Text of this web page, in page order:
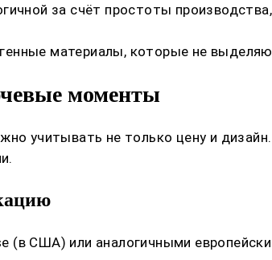
за счёт простоты
материалы, которые не
моменты
учитывать не только цену и
(в США) или аналогичными